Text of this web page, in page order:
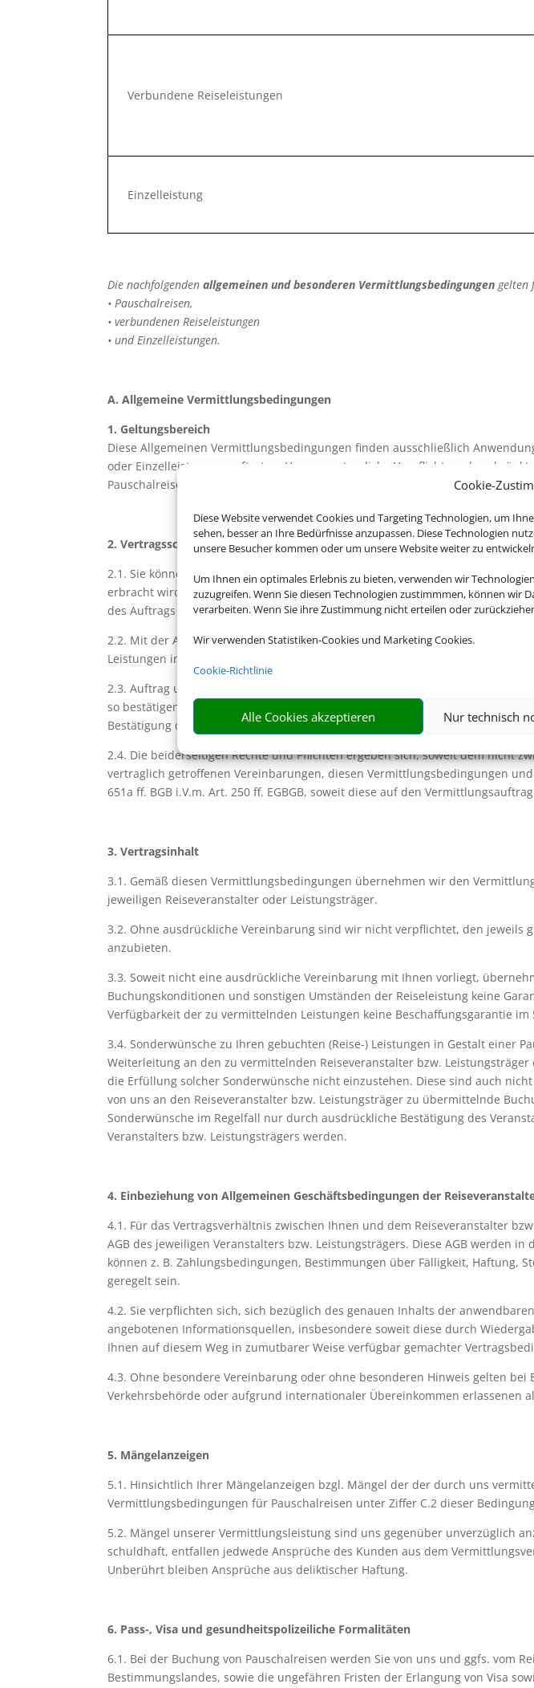
Cookie-
Diese Website verwendet Cookies und Targeting Technologien, um
sehen, besser an Ihre Bedürfnisse anzupassen. Diese Technologien
unsere Besucher kommen oder um unsere Website weiter zu
Um Ihnen ein optimales Erlebnis zu bieten, verwenden wir
zuzugreifen. Wenn Sie diesen Technologien zustimmmen, können wir
verarbeiten. Wenn Sie ihre Zustimmung nicht erteilen oder
Wir verwenden Statistiken-Cookies und Marketing Cookies.
Cookie-Richtlinie
Alle Cookies akzeptieren Nur technisch
Verbundene Reiseleistungen
Einzelleistung
Die nachfolgendenallgemeinen und besonderen Vermittlungsbedingungen gelten
• Pauschalreisen,
• verbundenen Reiseleistungen
• und Einzelleistungen.
A. Allgemeine Vermittlungsbedingungen
1. Geltungsbereich
Diese Allgemeinen Vermittlungsbedingungen finden ausschließlich
oder Einzelleistungen auftreten. Unsere vertragliche Verpflichtung
Pauschalreisen, verbundenen Reiseleistungen oder Einzelleistungen gemäß
2. Vertragsschluss und gesetzliche Vorschriften
2.1. Sie können uns damit beauftragen, Ihnen eine Pauschalreise,
erbracht wird, zu vermitteln. An Ihren erteilten Vermittlungsauftrag sind Sie
des Auftrags mindestens 18 Jahre alt sein.
2.2. Mit der Annahme Ihres Vermittlungsauftrags durch uns als Vermittler
Leistungen in Gestalt einer Pauschalreise, verbundenen Reiseleistung oder
2.3. Auftrag und Annahme bedürfen keiner bestimmten Form. Erteilen Sie
so bestätigen wir Ihnen den Eingang des Auftrags unverzüglich auf
Bestätigung der Annahme des Vermittlungsauftrags dar.
2.4. Die beiderseitigen Rechte und Pflichten ergeben sich, soweit dem nicht
vertraglich getroffenen Vereinbarungen, diesen Vermittlungsbedingungen
651a ff. BGB i.V.m. Art. 250 ff. EGBGB, soweit diese auf den
3. Vertragsinhalt
3.1. Gemäß diesen Vermittlungsbedingungen übernehmen wir den
jeweiligen Reiseveranstalter oder Leistungsträger.
3.2. Ohne ausdrückliche Vereinbarung sind wir nicht verpflichtet, den
anzubieten.
3.3. Soweit nicht eine ausdrückliche Vereinbarung mit Ihnen vorliegt,
Buchungskonditionen und sonstigen Umständen der Reiseleistung keine
Verfügbarkeit der zu vermittelnden Leistungen keine Beschaffungsgarantie im
3.4. Sonderwünsche zu Ihren gebuchten (Reise-) Leistungen in Gestalt einer
Weiterleitung an den zu vermittelnden Reiseveranstalter bzw.
die Erfüllung solcher Sonderwünsche nicht einzustehen. Diese sind auch
von uns an den Reiseveranstalter bzw. Leistungsträger zu übermittelnde
Sonderwünsche im Regelfall nur durch ausdrückliche Bestätigung des
Veranstalters bzw. Leistungsträgers werden.
4. Einbeziehung von Allgemeinen Geschäftsbedingungen der Reisev
4.1. Für das Vertragsverhältnis zwischen Ihnen und dem Reiseveranstalter
AGB des jeweiligen Veranstalters bzw. Leistungsträgers. Diese AGB werden
können z. B. Zahlungsbedingungen, Bestimmungen über Fälligkeit, Haftung,
geregelt sein.
4.2. Sie verpflichten sich, sich bezüglich des genauen Inhalts der
angebotenen Informationsquellen, insbesondere soweit diese durch
Ihnen auf diesem Weg in zumutbarer Weise verfügbar gemachter
4.3. Ohne besondere Vereinbarung oder ohne besonderen Hinweis gelten
Verkehrsbehörde oder aufgrund internationaler Übereinkommen erlassenen
5. Mängelanzeigen
5.1. Hinsichtlich Ihrer Mängelanzeigen bzgl. Mängel der der durch uns
Vermittlungsbedingungen für Pauschalreisen unter Ziffer C.2 dieser
5.2. Mängel unserer Vermittlungsleistung sind uns gegenüber unverzüglich
schuldhaft, entfallen jedwede Ansprüche des Kunden aus dem
Unberührt bleiben Ansprüche aus deliktischer Haftung.
6. Pass-, Visa und gesundheitspolizeiliche Formalitäten
6.1. Bei der Buchung von Pauschalreisen werden Sie von uns und ggfs. vom
Bestimmungslandes, sowie die ungefähren Fristen der Erlangung von Visa